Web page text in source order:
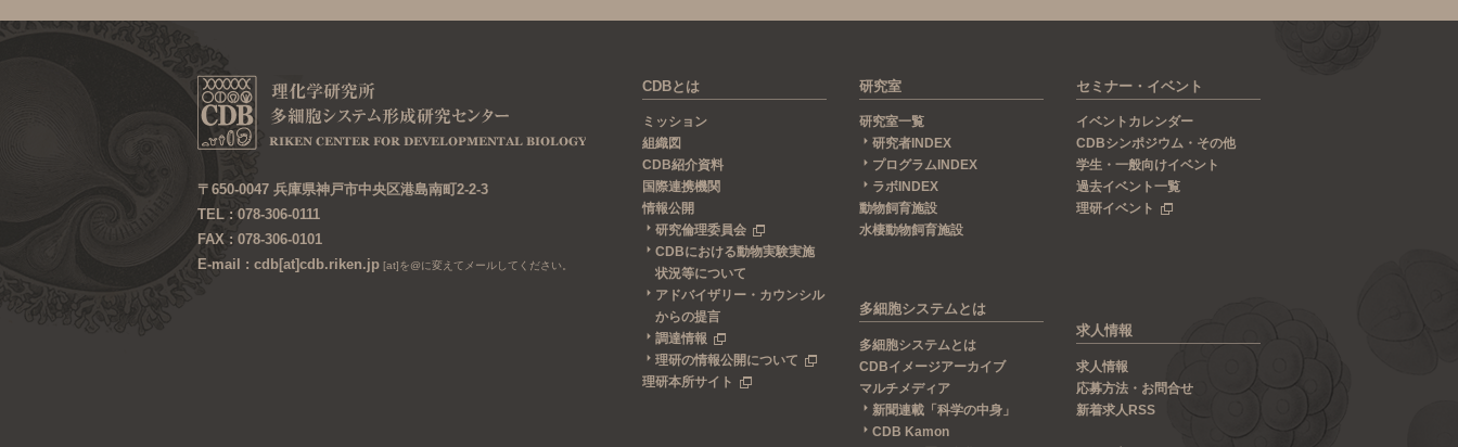
〒650-0047 兵庫県神戸市中央区港島南町2-2-3
TEL : 078-306-0111
FAX : 078-306-0101
E-mail : cdb[at]cdb.riken.jp [at]を@に変えてメールしてください。
CDBとは
ミッション
組織図
CDB紹介資料
国際連携機関
情報公開
研究倫理委員会
CDBにおける動物実験実施
状況等について
アドバイザリー・カウンシル
からの提言
調達情報
理研の情報公開について
理研本所サイト
研究室
研究室一覧
研究者INDEX
プログラムINDEX
ラボINDEX
動物飼育施設
水棲動物飼育施設
多細胞システムとは
多細胞システムとは
CDBイメージアーカイブ
マルチメディア
新聞連載「科学の中身」
CDB Kamon
セミナー・イベント
イベントカレンダー
CDBシンポジウム・その他
学生・一般向けイベント
過去イベント一覧
理研イベント
求人情報
求人情報
応募方法・お問合せ
新着求人RSS